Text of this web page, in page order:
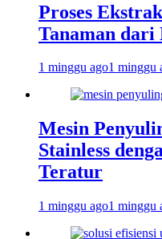
Proses
Tanaman dari
1 minggu ago1 minggu
Mesin
Stainless
Teratur
1 minggu ago1 minggu